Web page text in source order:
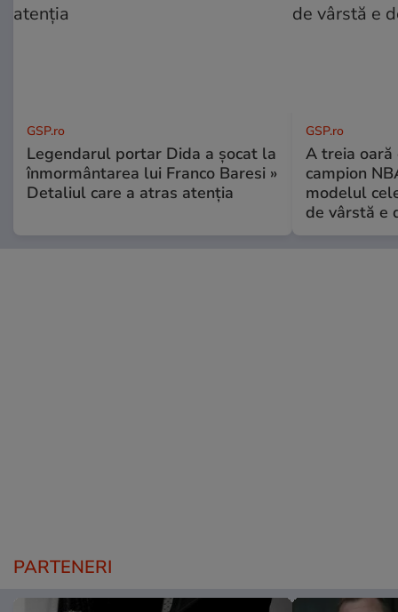
GSP.ro
Legendarul portar Dida a șocat la
înmormântarea lui Franco Baresi »
Detaliul care a atras atenția
GSP.ro
A treia oară
campion
modelul
de vârstă e
PARTENERI